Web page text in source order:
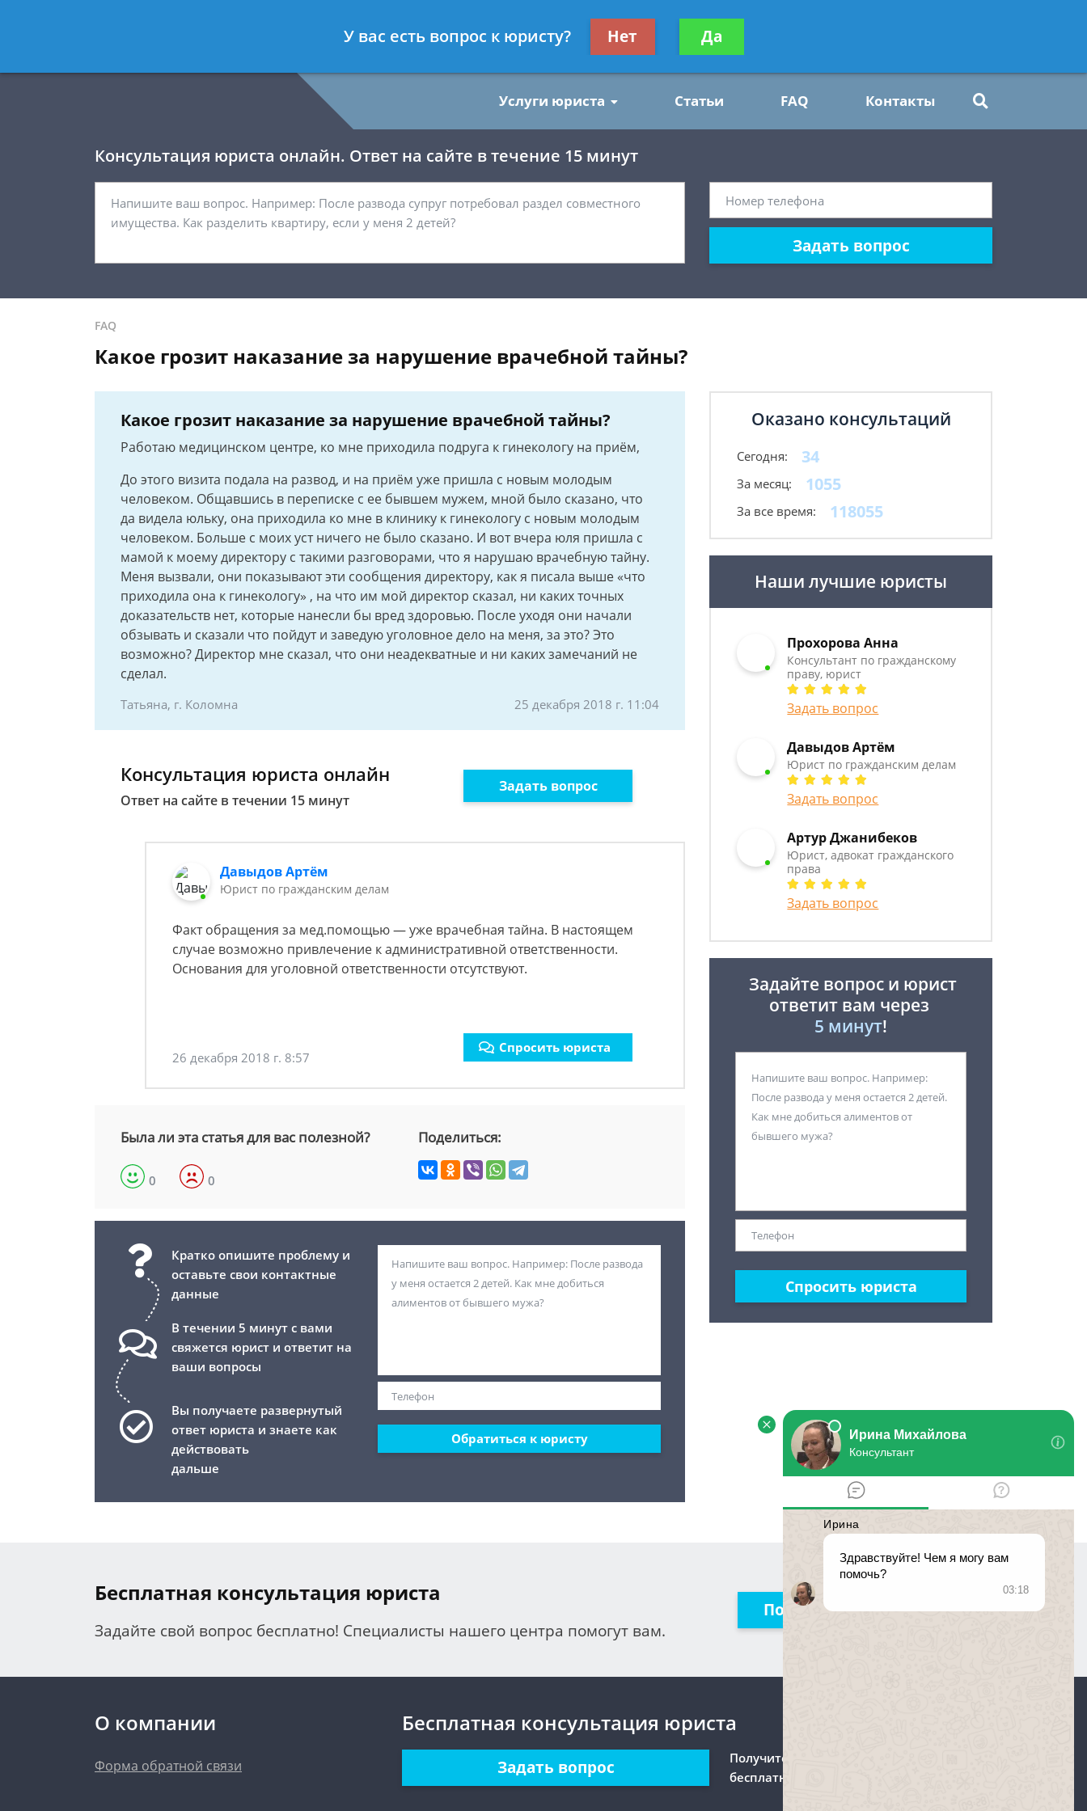
- Юрист по гражданским делам
Получите консультацию
бесплатно
Услуги юриста Статьи FAQ Контакты
Консультация юриста онлайн. Ответ на сайте в течение 15 минут
Задать вопрос
FAQ
Какое грозит наказание за нарушение врачебной тайны?
Какое грозит наказание за нарушение врачебной тайны?
Работаю медицинском центре, ко мне приходила подруга к гинекологу на приём,
До этого визита подала на развод, и на приём уже пришла с новым молодым
человеком. Общавшись в переписке с ее бывшем мужем, мной было сказано, что
да видела юльку, она приходила ко мне в клинику к гинекологу с новым молодым
человеком. Больше с моих уст ничего не было сказано. И вот вчера юля пришла с
мамой к моему директору с такими разговорами, что я нарушаю врачебную тайну.
Меня вызвали, они показывают эти сообщения директору, как я писала выше «что
приходила она к гинекологу» , на что им мой директор сказал, ни каких точных
доказательств нет, которые нанесли бы вред здоровью. После уходя они начали
обзывать и сказали что пойдут и заведую уголовное дело на меня, за это? Это
возможно? Директор мне сказал, что они неадекватные и ни каких замечаний не
сделал.
Татьяна, г. Коломна 25 декабря 2018 г. 11:04
Консультация юриста онлайн
Ответ на сайте в течении 15 минут
Задать вопрос
Давыдов Артём
Юрист по гражданским делам
Факт обращения за мед.помощью — уже врачебная тайна. В настоящем
случае возможно привлечение к административной ответственности.
Основания для уголовной ответственности отсутствуют.
26 декабря 2018 г. 8:57
Спросить юриста
Была ли эта статья для вас полезной?
0 0
Поделиться:
Кратко опишите проблему и
оставьте свои контактные
данные
В течении 5 минут с вами
свяжется юрист и ответит на
ваши вопросы
Вы получаете развернутый
ответ юриста и знаете как
действовать
дальше
Обратиться к юристу
Оказано консультаций
Сегодня: 34
За месяц: 1055
За все время: 118055
Наши лучшие юристы
Прохорова Анна
Консультант по гражданскому
праву, юрист
Задать вопрос
Давыдов Артём
Юрист по гражданским делам
Задать вопрос
Артур Джанибеков
Юрист, адвокат гражданского
права
Задать вопрос
Задайте вопрос и юрист
ответит вам через
5 минут!
Спросить юриста
Бесплатная консультация юриста
Задайте свой вопрос бесплатно! Специалисты нашего центра помогут вам.
Получить консультацию
О компании
Форма обратной связи
Бесплатная консультация юриста
Задать вопрос
Получите консультацию
бесплатно
У вас есть вопрос к юристу? Нет Да